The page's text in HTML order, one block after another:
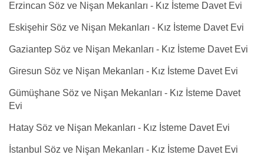
Erzincan Söz ve Nişan Mekanları - Kız İsteme Davet Evi
Eskişehir Söz ve Nişan Mekanları - Kız İsteme Davet Evi
Gaziantep Söz ve Nişan Mekanları - Kız İsteme Davet Evi
Giresun Söz ve Nişan Mekanları - Kız İsteme Davet Evi
Gümüşhane Söz ve Nişan Mekanları - Kız İsteme Davet
Evi
Hatay Söz ve Nişan Mekanları - Kız İsteme Davet Evi
İstanbul Söz ve Nişan Mekanları - Kız İsteme Davet Evi